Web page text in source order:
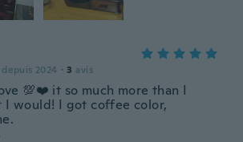
2024 · 3 avis
💯❤️ it so much more than I
I would! I got coffee color,